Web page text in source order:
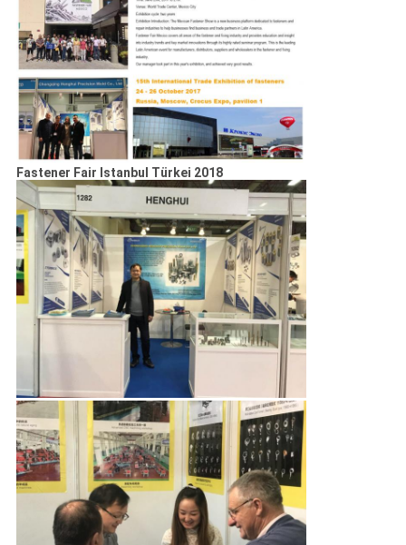
Fastener Fair Istanbul Türkei 2018